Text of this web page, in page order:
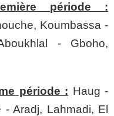
période :
Koumbassa -
- Gboho,
période : Haug -
Aradj, Lahmadi, El